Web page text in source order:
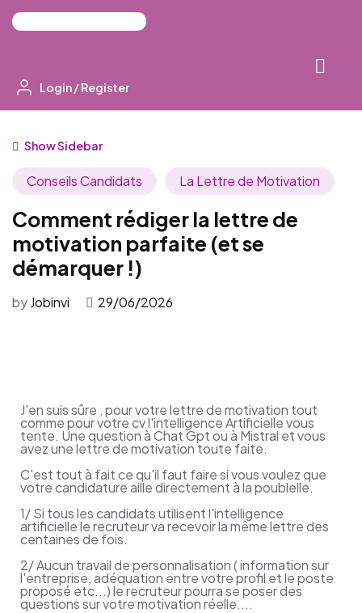
Login /Register
Show Sidebar
Conseils Candidats La Lettre de Motivation
Comment rédiger la lettre de
motivation parfaite (et se
démarquer !)
byJobinvi 29/06/2026
J'en suis sûre , pour votre lettre de motivation tout
comme pour votre cv l'intelligence Artificielle vous
tente. Une question à Chat Gpt ou à Mistral et vous
avez une lettre de motivation toute faite.
C'est tout à fait ce qu'il faut faire si vous voulez que
votre candidature aille directement à la poublelle.
1/ Si tous les candidats utilisent l'intelligence
artificielle le recruteur va recevoir la même lettre des
centaines de fois.
2/ Aucun travail de personnalisation ( information sur
l'entreprise, adéquation entre votre profil et le poste
proposé etc...) le recruteur pourra se poser des
questions sur votre motivation réelle....